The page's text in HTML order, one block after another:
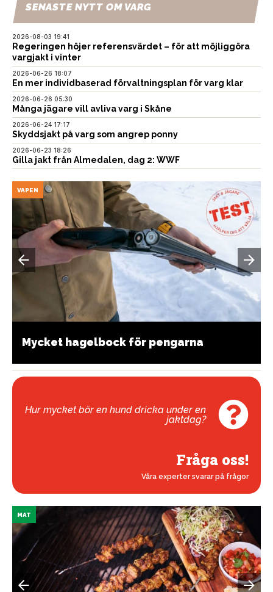
SENASTE NYTT OM VARG
2026-08-03 19:41
Regeringen höjer referensvärdet – för att möjliggöra
vargjakt i vinter
2026-06-26 18:07
En mer individbaserad förvaltningsplan för varg klar
2026-06-26 05:30
Många jägare vill avliva varg i Skåne
2026-06-24 17:17
Skyddsjakt på varg som angrep ponny
2026-06-23 18:26
Gilla jakt från Almedalen, dag 2: WWF
VAPEN
Mycket hagelbock för pengarna
Hur mycket bör en hund dricka under en
jaktdag?
Fråga oss!
Våra experter svarar på frågor
MAT